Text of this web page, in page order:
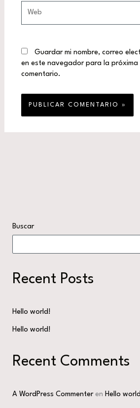
Guardar mi nombre, correo
en este navegador para la próxima
comentario.
Buscar
Recent Posts
Hello world!
Hello world!
Recent Comments
A WordPress Commenteren Hello